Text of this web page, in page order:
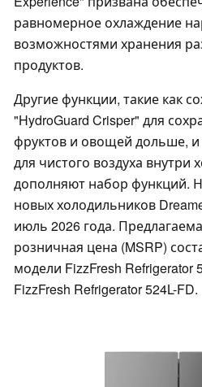
равномерное охлаждение
возможностями хранения
продуктов.
Другие функции, такие как
"HydroGuard Crisper" для
фруктов и овощей дольше, и
для чистого воздуха внутри
дополняют набор функций.
новых холодильников
июль 2026 года.
розничная цена (MSRP)
модели FizzFresh Refrigerator
FizzFresh Refrigerator 524L-FD.